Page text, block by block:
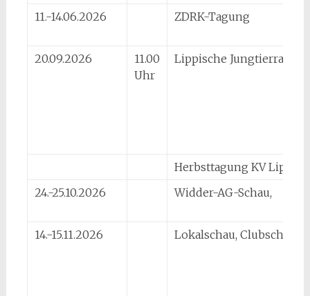
11.-14.06.2026
ZDRK-Tagung
20.09.2026
11.00
Uhr
Lippische Jungtierrallye
Herbsttagung KV Lippe
24.-25.10.2026
Widder-AG-Schau,
14.-15.11.2026 Lokalschau, Clubschau,